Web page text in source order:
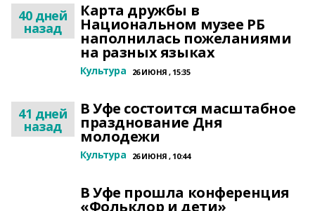
40 дней
назад
Карта дружбы в
Национальном музее РБ
наполнилась пожеланиями
на разных языках
Культура 26 ИЮНЯ , 15:35
41 дней
назад
В Уфе состоится масштабное
празднование Дня
молодежи
Культура 26 ИЮНЯ , 10:44
В Уфе прошла конференция
«Фольклор и дети»